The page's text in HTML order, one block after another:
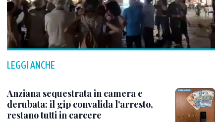
LEGGI ANCHE
Anziana sequestrata in camera e
derubata: il gip convalida l'arresto,
restano tutti in carcere